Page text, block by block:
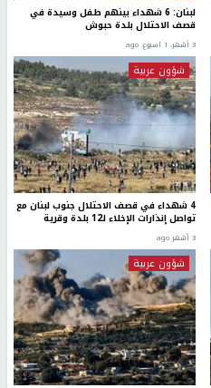
لبنان: 6 شهداء بينهم طفل وسيدة في
قصف الاحتلال بلدة حبوش
3 أشهر، 1 اسبوع. ago
شؤون عربية
4 شهداء في قصف الاحتلال جنوب لبنان مع
تواصل إنذارات الإخلاء لـ12 بلدة وقرية
3 أشهر ago
شؤون عربية